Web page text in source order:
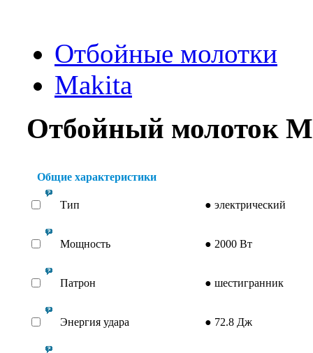
Отбойные молотки
Makita
Отбойный молоток
Общие характеристики
Тип ● электрический
Мощность ● 2000 Вт
Патрон ● шестигранник
Энергия удара ● 72.8 Дж